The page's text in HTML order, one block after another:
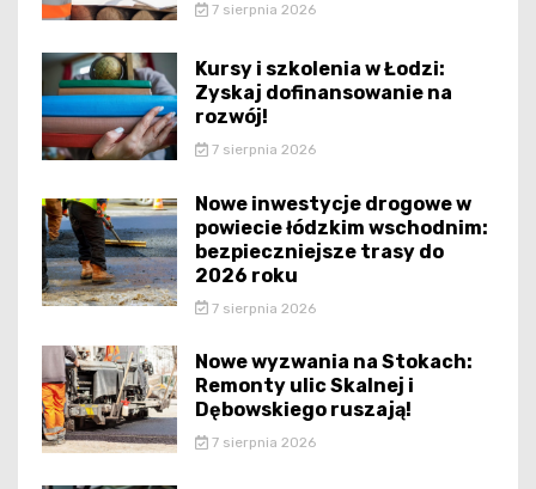
7 sierpnia 2026
Kursy i szkolenia w Łodzi:
Zyskaj dofinansowanie na
rozwój!
7 sierpnia 2026
Nowe inwestycje drogowe w
powiecie łódzkim wschodnim:
bezpieczniejsze trasy do
2026 roku
7 sierpnia 2026
Nowe wyzwania na Stokach:
Remonty ulic Skalnej i
Dębowskiego ruszają!
7 sierpnia 2026